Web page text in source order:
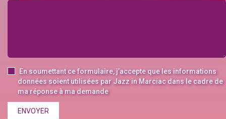
En soumettant ce formulaire, j’accepte que les informations
données soient utilisées par Jazz in Marciac dans le cadre de
ma réponse à ma demande
ENVOYER